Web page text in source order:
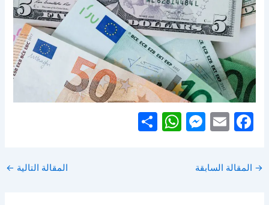
F
c
E
ai
l
M
W
→ المقالة السابقة المقالة التالية ←